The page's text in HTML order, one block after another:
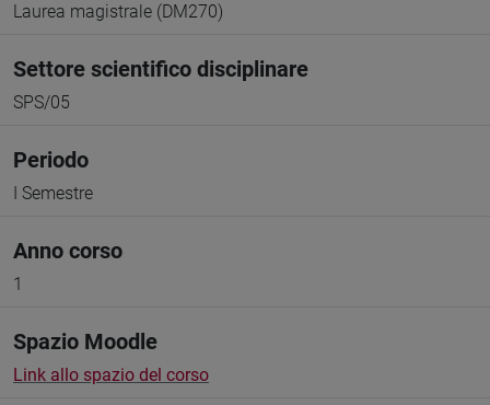
Laurea magistrale (DM270)
Settore scientifico disciplinare
SPS/05
Periodo
I Semestre
Anno corso
1
Spazio Moodle
Link allo spazio del corso